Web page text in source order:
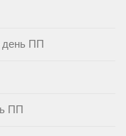
день ПП
ПП